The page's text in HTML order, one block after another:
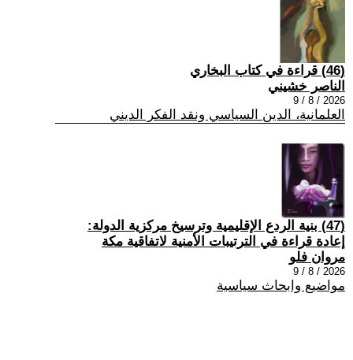
(46) قراءة في كتاب البخاري
الناصر خشيني
2026 / 8 / 9
العلمانية، الدين السياسي ونقد الفكر الديني
(47) بنية الردع الإقليمية وترسيخ مركزية الدولة:
إعادة قراءة في الترتيبات الأمنية لاتفاقية مكة
مروان فلو
2026 / 8 / 9
مواضيع وابحاث سياسية